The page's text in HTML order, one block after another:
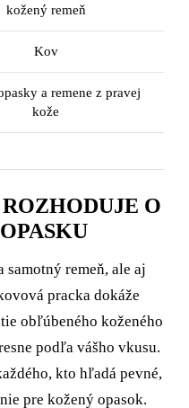
kožený remeň
Kov
a remene z pravej
kože
O
samotný remeň, ale aj
pracka dokáže
obľúbeného koženého
podľa vášho vkusu.
kto hľadá pevné,
pre kožený opasok.